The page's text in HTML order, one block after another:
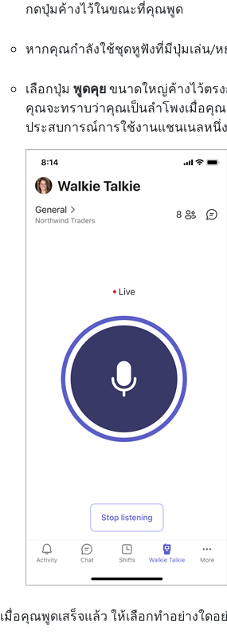
กดปุ่มค้างไว้ในขณะที่คุณพูด
หากคุณกําลังใช้ชุดหูฟังที่มีปุ่มเล่น/ห
เลือกปุ่ม พูดคุยขนาดใหญ่ค้างไว้ตร
คุณจะทราบว่าคุณเป็นลําโพงเมื่อคุ
ประสบการณ์การใช้งานแชนเนลหนึ่
เมื่อคุณพูดเสร็จแล้ว ให้เลือกทําอย่างใด